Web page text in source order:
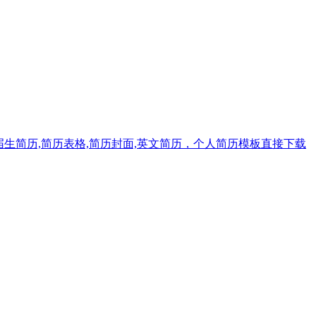
简历,简历表格,简历封面,英文简历，个人简历模板直接下载